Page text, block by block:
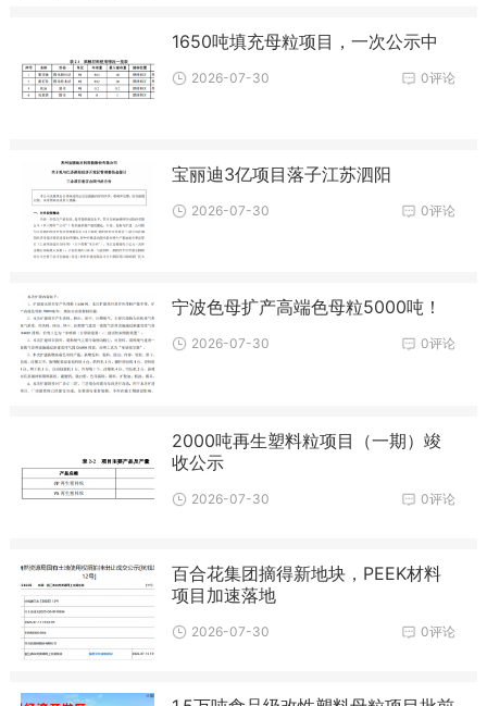
1650吨填充母粒项目，一次公示中
0评论
2026-07-30
宝丽迪3亿项目落子江苏泗阳
0评论
2026-07-30
宁波色母扩产高端色母粒5000吨！
0评论
2026-07-30
2000吨再生塑料粒项目（一期）竣
收公示
0评论
2026-07-30
百合花集团摘得新地块，PEEK材料
项目加速落地
0评论
2026-07-30